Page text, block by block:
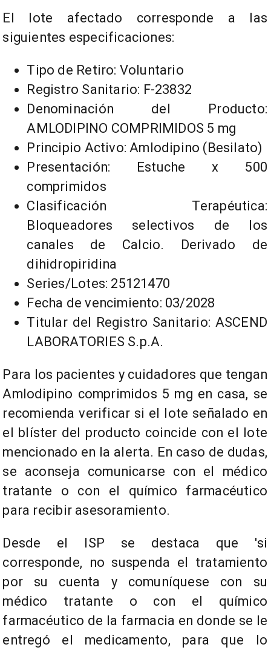
El lote afectado corresponde a las
siguientes especificaciones:
Tipo de Retiro: Voluntario
Registro Sanitario: F-23832
Denominación del Producto:
AMLODIPINO COMPRIMIDOS 5 mg
Principio Activo: Amlodipino (Besilato)
Presentación: Estuche x 500
comprimidos
Clasificación Terapéutica:
Bloqueadores selectivos de los
canales de Calcio. Derivado de
dihidropiridina
Series/Lotes: 25121470
Fecha de vencimiento: 03/2028
Titular del Registro Sanitario: ASCEND
LABORATORIES S.p.A.
Para los pacientes y cuidadores que tengan
Amlodipino comprimidos 5 mg en casa, se
recomienda verificar si el lote señalado en
el blíster del producto coincide con el lote
mencionado en la alerta. En caso de dudas,
se aconseja comunicarse con el médico
tratante o con el químico farmacéutico
para recibir asesoramiento.
Desde el ISP se destaca que 'si
corresponde, no suspenda el tratamiento
por su cuenta y comuníquese con su
médico tratante o con el químico
farmacéutico de la farmacia en donde se le
entregó el medicamento, para que lo